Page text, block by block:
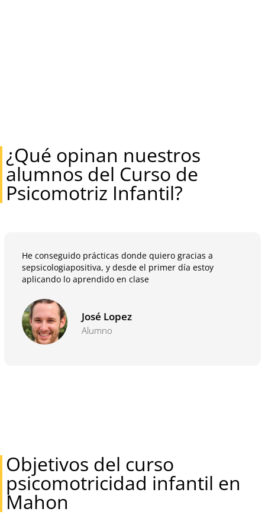
¿Qué opinan nuestros
alumnos del Curso de
Psicomotriz Infantil?
He conseguido prácticas donde quiero gracias a
sepsicologiapositiva, y desde el primer día estoy
aplicando lo aprendido en clase
José Lopez
Alumno
Objetivos del curso
psicomotricidad infantil en
Mahon